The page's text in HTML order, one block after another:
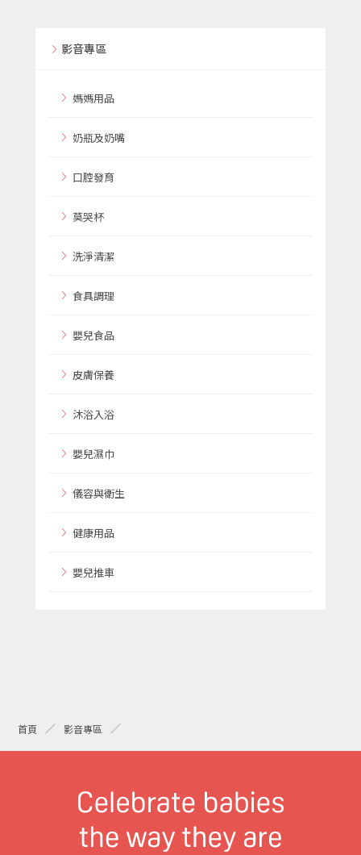
影音專區
媽媽用品
奶瓶及奶嘴
口腔發育
莫哭杯
洗淨清潔
食具調理
嬰兒食品
皮膚保養
沐浴入浴
嬰兒濕巾
儀容與衛生
健康用品
嬰兒推車
首頁 影音專區